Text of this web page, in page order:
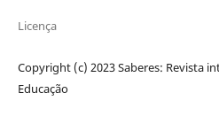
Licença
Copyright (c) 2023 Saberes: Revista
Educação